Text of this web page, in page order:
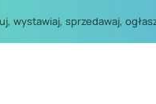
wystawiaj, sprzedawaj,